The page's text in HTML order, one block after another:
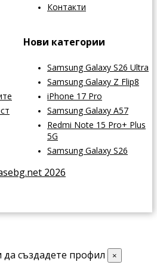
Контакти
Нови категории
Samsung Galaxy S26 Ultra
Samsung Galaxy Z Flip8
iPhone 17 Pro
Samsung Galaxy A57
Redmi Note 15 Pro+ Plus
5G
Samsung Galaxy S26
2026
да създадете профил ×